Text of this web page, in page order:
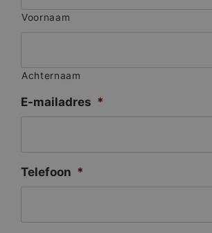
Voornaam
Achternaam
E-mailadres *
Telefoon *